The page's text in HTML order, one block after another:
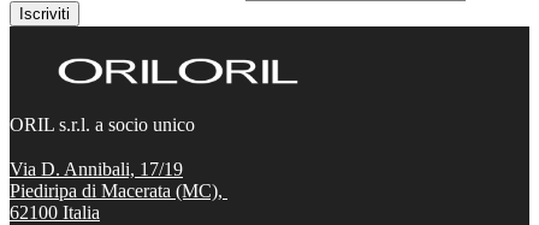
Iscriviti
ORIL s.r.l. a socio unico
Via D. Annibali, 17/19
Piediripa di Macerata (MC),
62100 Italia